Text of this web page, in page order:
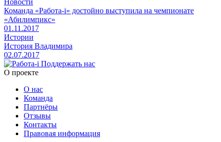
Команда «Работа-i» достойно выступила на чемпионате
«Абилимпикс»
01.11.2017
Истории
История Владимира
02.07.2017
Поддержать нас
O проекте
О нас
Команда
Партнёры
Отзывы
Контакты
Правовая информация